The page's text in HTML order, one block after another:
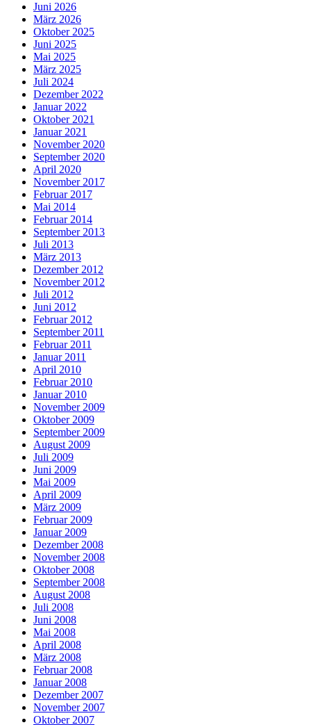
Juni 2026
März 2026
Oktober 2025
Juni 2025
Mai 2025
März 2025
Juli 2024
Dezember 2022
Januar 2022
Oktober 2021
Januar 2021
November 2020
September 2020
April 2020
November 2017
Februar 2017
Mai 2014
Februar 2014
September 2013
Juli 2013
März 2013
Dezember 2012
November 2012
Juli 2012
Juni 2012
Februar 2012
September 2011
Februar 2011
Januar 2011
April 2010
Februar 2010
Januar 2010
November 2009
Oktober 2009
September 2009
August 2009
Juli 2009
Juni 2009
Mai 2009
April 2009
März 2009
Februar 2009
Januar 2009
Dezember 2008
November 2008
Oktober 2008
September 2008
August 2008
Juli 2008
Juni 2008
Mai 2008
April 2008
März 2008
Februar 2008
Januar 2008
Dezember 2007
November 2007
Oktober 2007